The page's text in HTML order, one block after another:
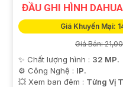
ĐẦU GHI HÌNH
Giá Khuyến Mại:
Giá Bán:
✨ Chất lượng hình : 32 MP.
⚙ Công Nghệ : IP.
💥 Xem ban đêm : Từng Vị